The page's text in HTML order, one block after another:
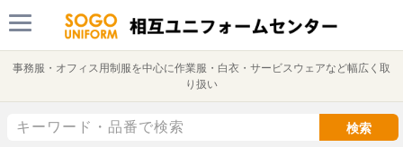
事務服・オフィス用制服を中心に作業服・白衣・サービスウェアなど幅広く取
り扱い
検索